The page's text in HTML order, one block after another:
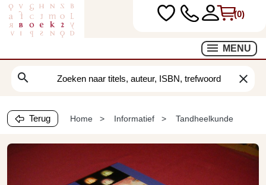
(0)
MENU
search clear
Terug Home Informatief Tandheelkunde